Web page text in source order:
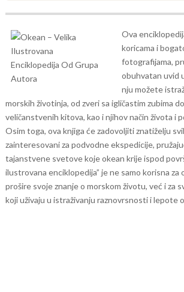
Ova
koricama i
fotografijama,
obuhvatan uvid
nju možete
morskih životinja, od zveri sa igličastim zubima
veličanstvenih kitova, kao i njihov način života i
Osim toga, ova knjiga će zadovoljiti znatiželju
zainteresovani za podvodne ekspedicije,
tajanstvene svetove koje okean krije ispod
ilustrovana enciklopedija” je ne samo korisna za
prošire svoje znanje o morskom životu, već i za
koji uživaju u istraživanju raznovrsnosti i lepote